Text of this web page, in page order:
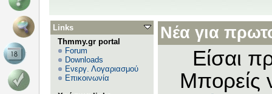
Links
Thmmy.gr portal
Forum
Downloads
Ενεργ. Λογαριασμού
Επικοινωνία
Νέα για
Είσαι
Μπορείς